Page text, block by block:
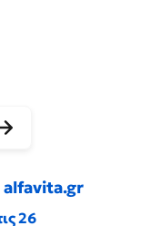
alfavita.gr
26